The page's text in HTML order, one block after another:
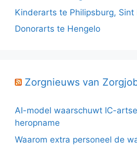
Kinderarts te Philipsburg, Sint
Donorarts te Hengelo
Zorgnieuws van
AI-model waarschuwt IC-
heropname
Waarom extra personeel de